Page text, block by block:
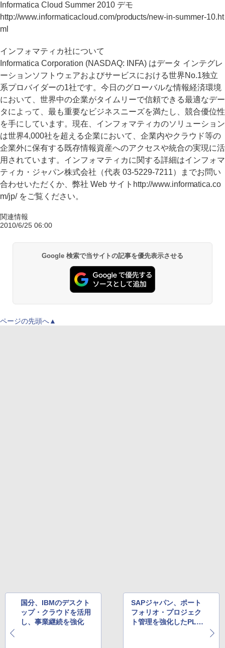
Informatica Cloud Summer 2010 デモ
http://www.informaticacloud.com/products/new-in-summer-10.ht
ml
インフォマティカ社について
Informatica Corporation (NASDAQ: INFA) はデータ インテグレ
ーションソフトウェアおよびサービスにおける世界No.1独立
系プロバイダーの1社です。今日のグローバルな情報経済環境
において、世界中の企業がタイムリーで信頼できる最適なデー
タによって、最も重要なビジネスニーズを満たし、競合優位性
を手にしています。現在、インフォマティカのソリューション
は世界4,000社を超える企業において、企業内やクラウド等の
企業外に保有する既存情報資産へのアクセスや統合の実現に活
用されています。インフォマティカに関する詳細はインフォマ
ティカ・ジャパン株式会社（代表 03-5229-7211）までお問い
合わせいただくか、弊社 Web サイトhttp://www.informatica.co
m/jp/ をご覧ください。
関連情報
2010/6/25 06:00
Google 検索で当サイトの記事を優先表示させる
ページの先頭へ▲
国分、IBMのデスクト
ップ・クラウドを活用
し、事業継続を強化
SAPジャパン、ポート
フォリオ・プロジェク
ト管理を強化したPLM